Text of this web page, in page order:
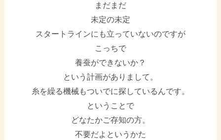
まだまだ
未定の未定
スタートラインにも立っていないのですが
こっちで
養蚕ができないか？
という計画がありまして。
糸を繰る機械もついでに探しているんです。
ということで
どなたかご存知の方。
不要だよというかた